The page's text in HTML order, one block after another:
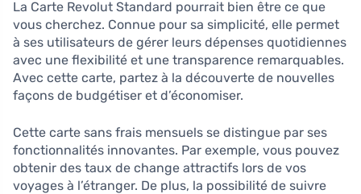
La Carte Revolut Standard pourrait bien être ce que
vous cherchez. Connue pour sa simplicité, elle permet
à ses utilisateurs de gérer leurs dépenses quotidiennes
avec une flexibilité et une transparence remarquables.
Avec cette carte, partez à la découverte de nouvelles
façons de budgétiser et d’économiser.
Cette carte sans frais mensuels se distingue par ses
fonctionnalités innovantes. Par exemple, vous pouvez
obtenir des taux de change attractifs lors de vos
voyages à l’étranger. De plus, la possibilité de suivre